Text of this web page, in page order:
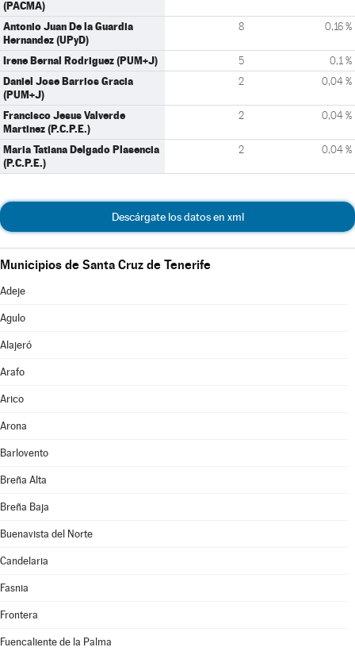
(PACMA)
Antonio Juan De la Guardia
Hernandez (UPyD)
8 0,16 %
Irene Bernal Rodriguez (PUM+J) 5 0,1 %
Daniel Jose Barrios Gracia
(PUM+J)
2 0,04 %
Francisco Jesus Valverde
Martinez (P.C.P.E.)
2 0,04 %
Maria Tatiana Delgado Plasencia
(P.C.P.E.)
2 0,04 %
Descárgate los datos en xml
Municipios de Santa Cruz de Tenerife
Adeje
Agulo
Alajeró
Arafo
Arico
Arona
Barlovento
Breña Alta
Breña Baja
Buenavista del Norte
Candelaria
Fasnia
Frontera
Fuencaliente de la Palma